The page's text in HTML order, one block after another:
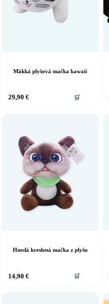
Mäkká plyšová mačka kawaii
29,90 € 🛒
Hnedá kreslená mačka z plyšu
14,90 € 🛒